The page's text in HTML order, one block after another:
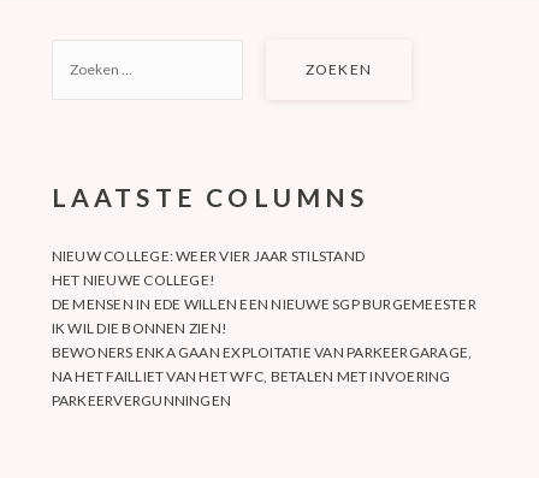
NAAR:
LAATSTE COLUMNS
NIEUW COLLEGE: WEER VIER JAAR STILSTAND
HET NIEUWE COLLEGE!
DE MENSEN IN EDE WILLEN EEN NIEUWE SGP BURGEMEESTER
IK WIL DIE BONNEN ZIEN!
BEWONERS ENKA GAAN EXPLOITATIE VAN PARKEERGARAGE,
NA HET FAILLIET VAN HET WFC, BETALEN MET INVOERING
PARKEERVERGUNNINGEN